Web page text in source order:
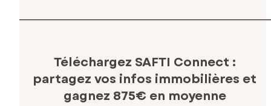
Téléchargez SAFTI Connect :
partagez vos infos immobilières et
gagnez 875€ en moyenne